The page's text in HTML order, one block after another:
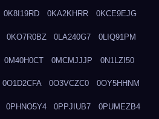
0K8I19RD 0KA2KHRR 0KCE9EJG
0KO7R0BZ 0LA240G7 0LIQ91PM
0M40H0CT 0MCMJJJP 0N1LZI50
0O1D2CFA 0O3VCZC0 0OY5HHNM
0PHNO5Y4 0PPJIUB7 0PUMEZB4